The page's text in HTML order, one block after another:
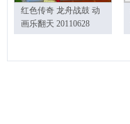
红色传奇 龙舟战鼓 动
画乐翻天 20110628